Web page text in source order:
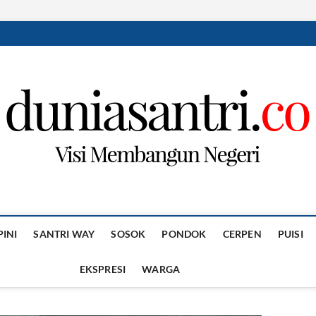
SANTRI WAY SOSOK PONDOK CERPEN PUISI
EKSPRESI WARGA